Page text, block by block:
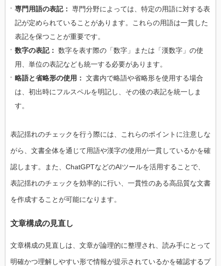
専門用語の表記： 専門分野によっては、特定の用語に対する表
記が定められていることがあります。これらの用語は一貫した
表記を保つことが重要です。
数字の表記： 数字を表す際の「数字」または「漢数字」の使
用、単位の表記なども統一する必要があります。
略語と省略形の使用： 文書内で略語や省略形を使用する場合
は、初出時にフルスペルを明記し、その後の表記を統一しま
す。
表記揺れのチェックを行う際には、これらのポイントに注意しな
がら、文書全体を通じて用語や漢字の使用が一貫しているかを確
認します。また、ChatGPTなどのAIツールを活用することで、
表記揺れのチェックを効率的に行い、一貫性のある高品質な文書
を作成することが可能になります。
文章構成の見直し
文章構成の見直しは、文章が論理的に整理され、読み手にとって
明確かつ理解しやすい形で情報が提示されているかを確認するプ